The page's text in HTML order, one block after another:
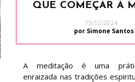
QUE COMEÇAR A
15/12/2024
por Simone Santos
A meditação é uma
enraizada nas tradições